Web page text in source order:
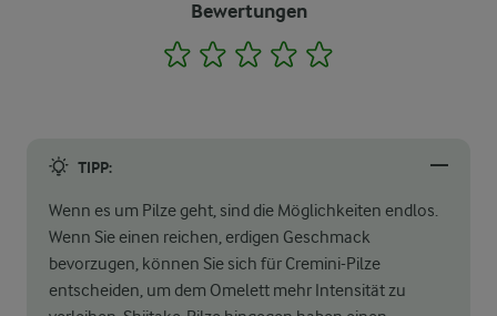
Bewertungen
1 2 3 4
TIPP:
Wenn es um Pilze geht, sind die Möglichkeiten endlos.
Wenn Sie einen reichen, erdigen Geschmack
bevorzugen, können Sie sich für Cremini-Pilze
entscheiden, um dem Omelett mehr Intensität zu